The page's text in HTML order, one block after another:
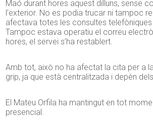
Maó durant hores aquest dilluns, sense
l’exterior. No es podia trucar ni tampoc
afectava totes les consultes
Tampoc estava operatiu el correu
hores, el servei s’ha restablert.
Amb tot, això no ha afectat la cita per a
grip, ja que està centralitzada i depèn
El Mateu Orfila ha mantingut en tot
presencial.